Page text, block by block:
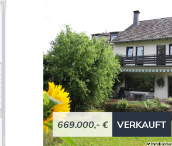
669.000,- € VERKAUFT